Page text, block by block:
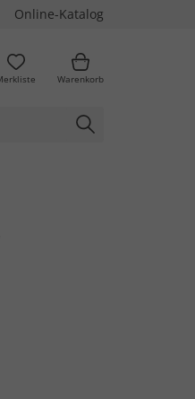
Online-Katalog
Warenkorb